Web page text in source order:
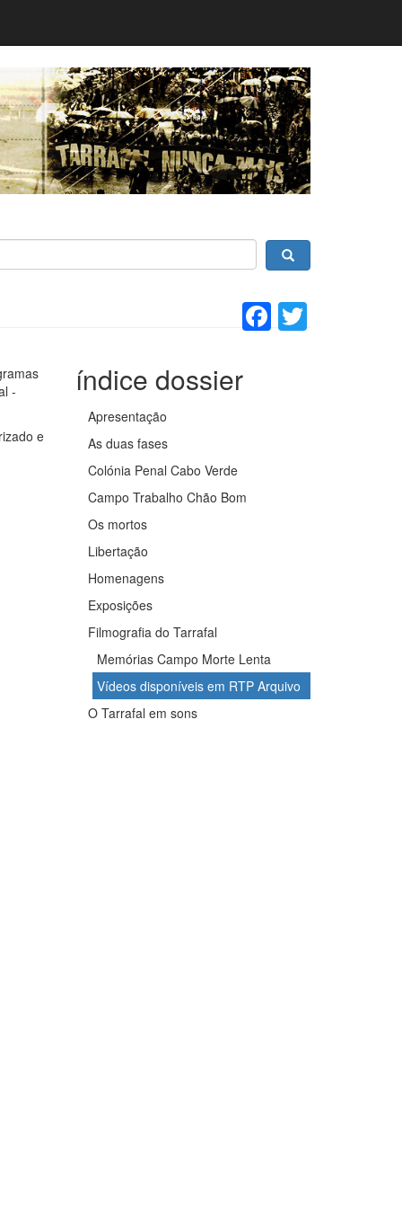
Facebook
-
e
índice dossier
Apresentação
As duas fases
Colónia Penal Cabo Verde
Campo Trabalho Chão Bom
Os mortos
Libertação
Homenagens
Exposições
Filmografia do Tarrafal
Memórias Campo Morte Lenta
Vídeos disponíveis em RTP Arquivo
O Tarrafal em sons